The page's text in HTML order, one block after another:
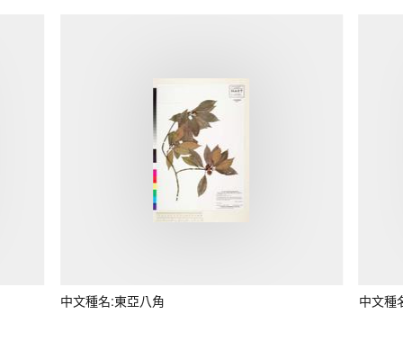
中文種名:東亞八角 中文種